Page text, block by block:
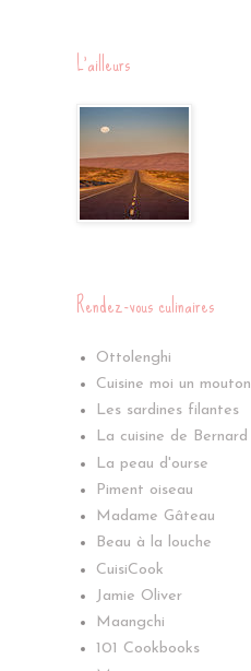
L'ailleurs
Rendez-vous culinaires
Ottolenghi
Cuisine moi un mouton
Les sardines filantes
La cuisine de Bernard
La peau d'ourse
Piment oiseau
Madame Gâteau
Beau à la louche
CuisiCook
Jamie Oliver
Maangchi
101 Cookbooks